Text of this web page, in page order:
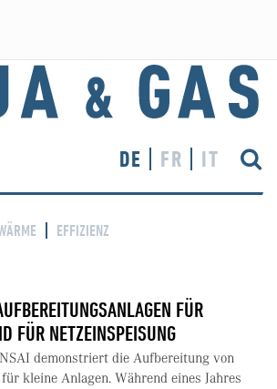
DE FR IT
EFFIZIENZ
FÜR
FÜR NETZEINSPEISUNG
demonstriert die Aufbereitung von
kleine Anlagen. Während eines Jahres